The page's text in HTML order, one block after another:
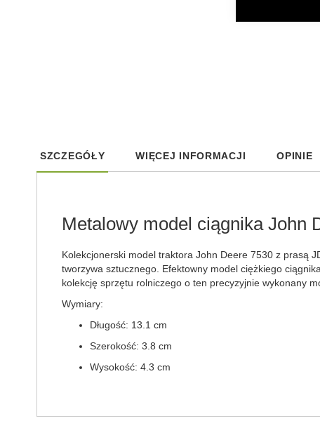
the
beginning
gallery
SZCZEGÓŁY
Metalowy model ciągnika John
Kolekcjonerski model traktora John Deere 7530 z prasą
tworzywa sztucznego. Efektowny model ciężkiego
kolekcję sprzętu rolniczego o ten precyzyjnie wykonany
Wymiary:
Długość: 13.1 cm
Szerokość: 3.8 cm
Wysokość: 4.3 cm
WIĘCEJ INFORMACJI OPINIE